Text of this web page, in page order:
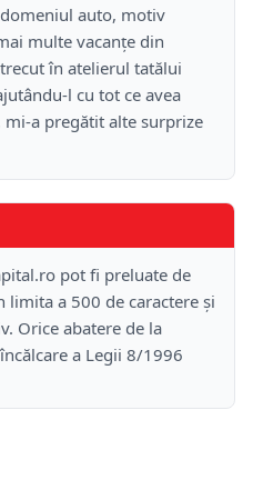
auto, motiv
multe vacanțe din
în atelierul tatălui
l cu tot ce avea
mi-a pregătit alte surprize
pot fi preluate de
a 500 de caractere și
Orice abatere de la
a Legii 8/1996